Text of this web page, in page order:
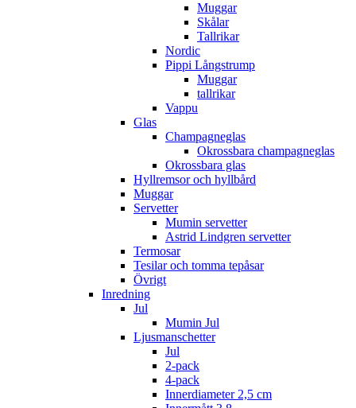
Muggar
Skålar
Tallrikar
Nordic
Pippi Långstrump
Muggar
tallrikar
Vappu
Glas
Champagneglas
Okrossbara champagneglas
Okrossbara glas
Hyllremsor och hyllbård
Muggar
Servetter
Mumin servetter
Astrid Lindgren servetter
Termosar
Tesilar och tomma tepåsar
Övrigt
Inredning
Jul
Mumin Jul
Ljusmanschetter
Jul
2-pack
4-pack
Innerdiameter 2,5 cm